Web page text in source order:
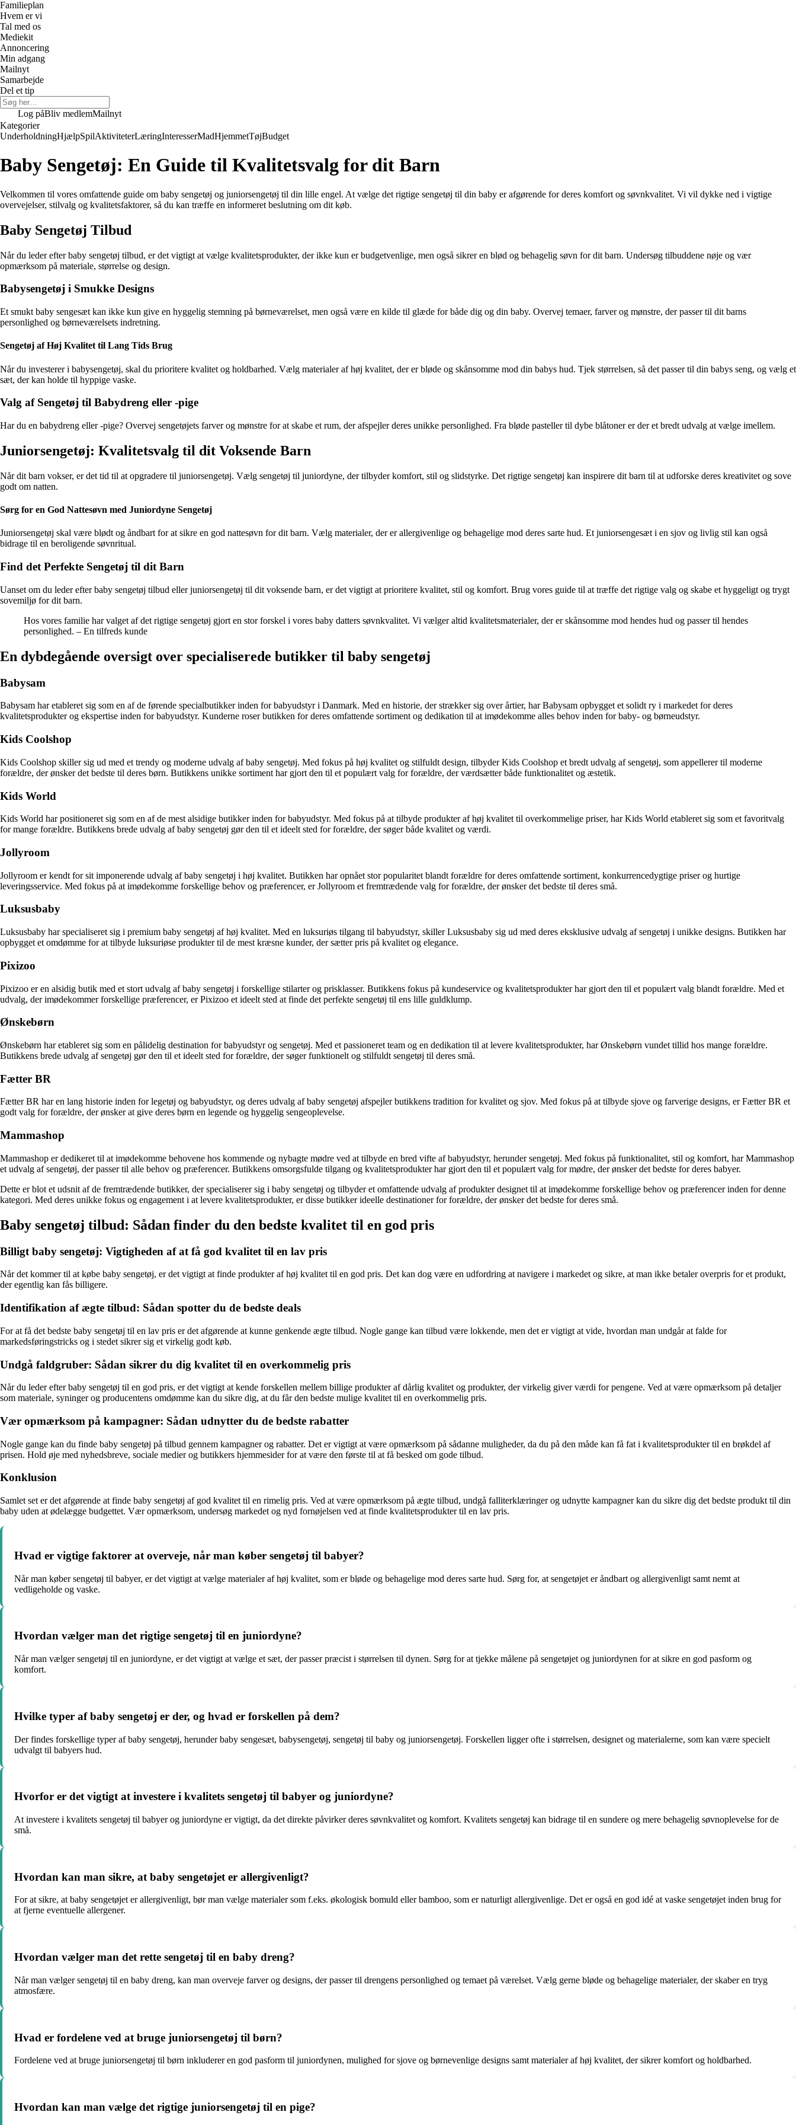
Familieplan
Hvem er vi
Tal med os
Mediekit
Annoncering
Min adgang
Mailnyt
Samarbejde
Del et tip
Log påBliv medlemMailnyt
Kategorier
UnderholdningHjælpSpilAktiviteterLæringInteresserMadHjemmetTøjBudget
Baby Sengetøj: En Guide til Kvalitetsvalg for dit Barn
Velkommen til vores omfattende guide om baby sengetøj og juniorsengetøj til din lille engel. At vælge det rigtige sengetøj til din baby er afgørende for deres komfort og søvnkvalitet. Vi vil dykke ned i vigtige
overvejelser, stilvalg og kvalitetsfaktorer, så du kan træffe en informeret beslutning om dit køb.
Baby Sengetøj Tilbud
Når du leder efter baby sengetøj tilbud, er det vigtigt at vælge kvalitetsprodukter, der ikke kun er budgetvenlige, men også sikrer en blød og behagelig søvn for dit barn. Undersøg tilbuddene nøje og vær
opmærksom på materiale, størrelse og design.
Babysengetøj i Smukke Designs
Et smukt baby sengesæt kan ikke kun give en hyggelig stemning på børneværelset, men også være en kilde til glæde for både dig og din baby. Overvej temaer, farver og mønstre, der passer til dit barns
personlighed og børneværelsets indretning.
Sengetøj af Høj Kvalitet til Lang Tids Brug
Når du investerer i babysengetøj, skal du prioritere kvalitet og holdbarhed. Vælg materialer af høj kvalitet, der er bløde og skånsomme mod din babys hud. Tjek størrelsen, så det passer til din babys seng, og vælg et
sæt, der kan holde til hyppige vaske.
Valg af Sengetøj til Babydreng eller -pige
Har du en babydreng eller -pige? Overvej sengetøjets farver og mønstre for at skabe et rum, der afspejler deres unikke personlighed. Fra bløde pasteller til dybe blåtoner er der et bredt udvalg at vælge imellem.
Juniorsengetøj: Kvalitetsvalg til dit Voksende Barn
Når dit barn vokser, er det tid til at opgradere til juniorsengetøj. Vælg sengetøj til juniordyne, der tilbyder komfort, stil og slidstyrke. Det rigtige sengetøj kan inspirere dit barn til at udforske deres kreativitet og sove
godt om natten.
Sørg for en God Nattesøvn med Juniordyne Sengetøj
Juniorsengetøj skal være blødt og åndbart for at sikre en god nattesøvn for dit barn. Vælg materialer, der er allergivenlige og behagelige mod deres sarte hud. Et juniorsengesæt i en sjov og livlig stil kan også
bidrage til en beroligende søvnritual.
Find det Perfekte Sengetøj til dit Barn
Uanset om du leder efter baby sengetøj tilbud eller juniorsengetøj til dit voksende barn, er det vigtigt at prioritere kvalitet, stil og komfort. Brug vores guide til at træffe det rigtige valg og skabe et hyggeligt og trygt
sovemiljø for dit barn.
Hos vores familie har valget af det rigtige sengetøj gjort en stor forskel i vores baby datters søvnkvalitet. Vi vælger altid kvalitetsmaterialer, der er skånsomme mod hendes hud og passer til hendes
personlighed. – En tilfreds kunde
En dybdegående oversigt over specialiserede butikker til baby sengetøj
Babysam
Babysam har etableret sig som en af de førende specialbutikker inden for babyudstyr i Danmark. Med en historie, der strækker sig over årtier, har Babysam opbygget et solidt ry i markedet for deres
kvalitetsprodukter og ekspertise inden for babyudstyr. Kunderne roser butikken for deres omfattende sortiment og dedikation til at imødekomme alles behov inden for baby- og børneudstyr.
Kids Coolshop
Kids Coolshop skiller sig ud med et trendy og moderne udvalg af baby sengetøj. Med fokus på høj kvalitet og stilfuldt design, tilbyder Kids Coolshop et bredt udvalg af sengetøj, som appellerer til moderne
forældre, der ønsker det bedste til deres børn. Butikkens unikke sortiment har gjort den til et populært valg for forældre, der værdsætter både funktionalitet og æstetik.
Kids World
Kids World har positioneret sig som en af de mest alsidige butikker inden for babyudstyr. Med fokus på at tilbyde produkter af høj kvalitet til overkommelige priser, har Kids World etableret sig som et favoritvalg
for mange forældre. Butikkens brede udvalg af baby sengetøj gør den til et ideelt sted for forældre, der søger både kvalitet og værdi.
Jollyroom
Jollyroom er kendt for sit imponerende udvalg af baby sengetøj i høj kvalitet. Butikken har opnået stor popularitet blandt forældre for deres omfattende sortiment, konkurrencedygtige priser og hurtige
leveringsservice. Med fokus på at imødekomme forskellige behov og præferencer, er Jollyroom et fremtrædende valg for forældre, der ønsker det bedste til deres små.
Luksusbaby
Luksusbaby har specialiseret sig i premium baby sengetøj af høj kvalitet. Med en luksuriøs tilgang til babyudstyr, skiller Luksusbaby sig ud med deres eksklusive udvalg af sengetøj i unikke designs. Butikken har
opbygget et omdømme for at tilbyde luksuriøse produkter til de mest kræsne kunder, der sætter pris på kvalitet og elegance.
Pixizoo
Pixizoo er en alsidig butik med et stort udvalg af baby sengetøj i forskellige stilarter og prisklasser. Butikkens fokus på kundeservice og kvalitetsprodukter har gjort den til et populært valg blandt forældre. Med et
udvalg, der imødekommer forskellige præferencer, er Pixizoo et ideelt sted at finde det perfekte sengetøj til ens lille guldklump.
Ønskebørn
Ønskebørn har etableret sig som en pålidelig destination for babyudstyr og sengetøj. Med et passioneret team og en dedikation til at levere kvalitetsprodukter, har Ønskebørn vundet tillid hos mange forældre.
Butikkens brede udvalg af sengetøj gør den til et ideelt sted for forældre, der søger funktionelt og stilfuldt sengetøj til deres små.
Fætter BR
Fætter BR har en lang historie inden for legetøj og babyudstyr, og deres udvalg af baby sengetøj afspejler butikkens tradition for kvalitet og sjov. Med fokus på at tilbyde sjove og farverige designs, er Fætter BR et
godt valg for forældre, der ønsker at give deres børn en legende og hyggelig sengeoplevelse.
Mammashop
Mammashop er dedikeret til at imødekomme behovene hos kommende og nybagte mødre ved at tilbyde en bred vifte af babyudstyr, herunder sengetøj. Med fokus på funktionalitet, stil og komfort, har Mammashop
et udvalg af sengetøj, der passer til alle behov og præferencer. Butikkens omsorgsfulde tilgang og kvalitetsprodukter har gjort den til et populært valg for mødre, der ønsker det bedste for deres babyer.
Dette er blot et udsnit af de fremtrædende butikker, der specialiserer sig i baby sengetøj og tilbyder et omfattende udvalg af produkter designet til at imødekomme forskellige behov og præferencer inden for denne
kategori. Med deres unikke fokus og engagement i at levere kvalitetsprodukter, er disse butikker ideelle destinationer for forældre, der ønsker det bedste for deres små.
Baby sengetøj tilbud: Sådan finder du den bedste kvalitet til en god pris
Billigt baby sengetøj: Vigtigheden af at få god kvalitet til en lav pris
Når det kommer til at købe baby sengetøj, er det vigtigt at finde produkter af høj kvalitet til en god pris. Det kan dog være en udfordring at navigere i markedet og sikre, at man ikke betaler overpris for et produkt,
der egentlig kan fås billigere.
Identifikation af ægte tilbud: Sådan spotter du de bedste deals
For at få det bedste baby sengetøj til en lav pris er det afgørende at kunne genkende ægte tilbud. Nogle gange kan tilbud være lokkende, men det er vigtigt at vide, hvordan man undgår at falde for
markedsføringstricks og i stedet sikrer sig et virkelig godt køb.
Undgå faldgruber: Sådan sikrer du dig kvalitet til en overkommelig pris
Når du leder efter baby sengetøj til en god pris, er det vigtigt at kende forskellen mellem billige produkter af dårlig kvalitet og produkter, der virkelig giver værdi for pengene. Ved at være opmærksom på detaljer
som materiale, syninger og producentens omdømme kan du sikre dig, at du får den bedste mulige kvalitet til en overkommelig pris.
Vær opmærksom på kampagner: Sådan udnytter du de bedste rabatter
Nogle gange kan du finde baby sengetøj på tilbud gennem kampagner og rabatter. Det er vigtigt at være opmærksom på sådanne muligheder, da du på den måde kan få fat i kvalitetsprodukter til en brøkdel af
prisen. Hold øje med nyhedsbreve, sociale medier og butikkers hjemmesider for at være den første til at få besked om gode tilbud.
Konklusion
Samlet set er det afgørende at finde baby sengetøj af god kvalitet til en rimelig pris. Ved at være opmærksom på ægte tilbud, undgå falliterklæringer og udnytte kampagner kan du sikre dig det bedste produkt til din
baby uden at ødelægge budgettet. Vær opmærksom, undersøg markedet og nyd fornøjelsen ved at finde kvalitetsprodukter til en lav pris.
Hvad er vigtige faktorer at overveje, når man køber sengetøj til babyer?
Når man køber sengetøj til babyer, er det vigtigt at vælge materialer af høj kvalitet, som er bløde og behagelige mod deres sarte hud. Sørg for, at sengetøjet er åndbart og allergivenligt samt nemt at
vedligeholde og vaske.
Hvordan vælger man det rigtige sengetøj til en juniordyne?
Når man vælger sengetøj til en juniordyne, er det vigtigt at vælge et sæt, der passer præcist i størrelsen til dynen. Sørg for at tjekke målene på sengetøjet og juniordynen for at sikre en god pasform og
komfort.
Hvilke typer af baby sengetøj er der, og hvad er forskellen på dem?
Der findes forskellige typer af baby sengetøj, herunder baby sengesæt, babysengetøj, sengetøj til baby og juniorsengetøj. Forskellen ligger ofte i størrelsen, designet og materialerne, som kan være specielt
udvalgt til babyers hud.
Hvorfor er det vigtigt at investere i kvalitets sengetøj til babyer og juniordyne?
At investere i kvalitets sengetøj til babyer og juniordyne er vigtigt, da det direkte påvirker deres søvnkvalitet og komfort. Kvalitets sengetøj kan bidrage til en sundere og mere behagelig søvnoplevelse for de
små.
Hvordan kan man sikre, at baby sengetøjet er allergivenligt?
For at sikre, at baby sengetøjet er allergivenligt, bør man vælge materialer som f.eks. økologisk bomuld eller bamboo, som er naturligt allergivenlige. Det er også en god idé at vaske sengetøjet inden brug for
at fjerne eventuelle allergener.
Hvordan vælger man det rette sengetøj til en baby dreng?
Når man vælger sengetøj til en baby dreng, kan man overveje farver og designs, der passer til drengens personlighed og temaet på værelset. Vælg gerne bløde og behagelige materialer, der skaber en tryg
atmosfære.
Hvad er fordelene ved at bruge juniorsengetøj til børn?
Fordelene ved at bruge juniorsengetøj til børn inkluderer en god pasform til juniordynen, mulighed for sjove og børnevenlige designs samt materialer af høj kvalitet, der sikrer komfort og holdbarhed.
Hvordan kan man vælge det rigtige juniorsengetøj til en pige?